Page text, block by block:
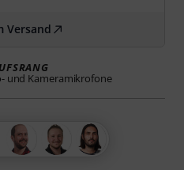
Versand
und Kameramikrofone